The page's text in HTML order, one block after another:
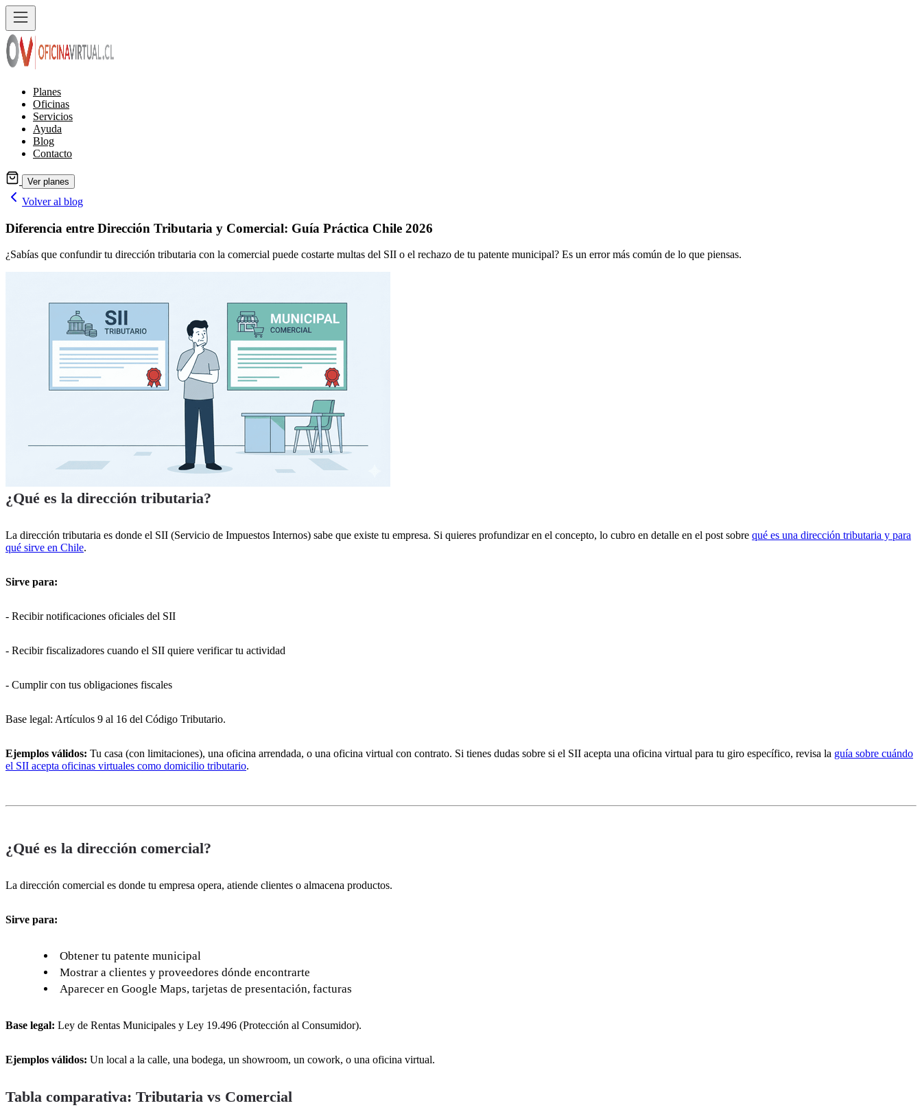
Planes
Oficinas
Servicios
Ayuda
Blog
Contacto
Ver planes
Planes
Servicios
Blog
Volver al blog
Diferencia entre Dirección Tributaria y Comercial: Guía Práctica Chile 2026
¿Sabías que confundir tu dirección tributaria con la comercial puede costarte multas del SII o el rechazo de tu patente municipal? Es un error más común de lo que piensas.
¿Qué es la dirección tributaria?
La dirección tributaria es donde el SII (Servicio de Impuestos Internos) sabe que existe tu empresa. Si quieres profundizar en el concepto, lo cubro en detalle en el post sobre qué es una dirección tributaria y para
qué sirve en Chile.
Sirve para:
- Recibir notificaciones oficiales del SII
- Recibir fiscalizadores cuando el SII quiere verificar tu actividad
- Cumplir con tus obligaciones fiscales
Base legal: Artículos 9 al 16 del Código Tributario.
Ejemplos válidos: Tu casa (con limitaciones), una oficina arrendada, o una oficina virtual con contrato. Si tienes dudas sobre si el SII acepta una oficina virtual para tu giro específico, revisa la guía sobre cuándo
el SII acepta oficinas virtuales como domicilio tributario.
¿Qué es la dirección comercial?
La dirección comercial es donde tu empresa opera, atiende clientes o almacena productos.
Sirve para:
Obtener tu patente municipal
Mostrar a clientes y proveedores dónde encontrarte
Aparecer en Google Maps, tarjetas de presentación, facturas
Base legal: Ley de Rentas Municipales y Ley 19.496 (Protección al Consumidor).
Ejemplos válidos: Un local a la calle, una bodega, un showroom, un cowork, o una oficina virtual.
Tabla comparativa: Tributaria vs Comercial